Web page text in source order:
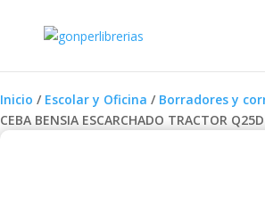
Inicio / Escolar y Oficina / Borradores y
CEBA BENSIA ESCARCHADO TRACTOR